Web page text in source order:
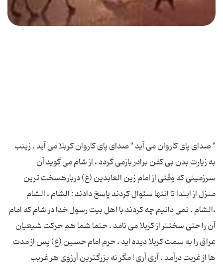
" صدای پای کاروان می آید " صدای پای کاروان کربلا می آید . زینب
به زیارت بدن بی کفن برادر بازمی گردد ، از شام می گوید آن
سرزمینی که وقتی از امام زین العابدین (ع) دربارهسخت ترین
منزل از ابتدا تا انتها سئوال کردند پاسخ دادند : الشام ، الشام
،الشام . نمی دانیم چه کردند با اهل بیت رسول خدا در شام که امام
آن را حتی سختتر از کربلا می نامد . حتما شما هم حرکت شیعیان
عراق را به سمت کربلا دیده اید ، حرم امام حسین (ع) پس از مدت
ها از غربت درآمد . آری آری ! مگر نه بزرگترین آرزوی هر غریب